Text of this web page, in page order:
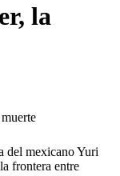
la
del mexicano Yuri
frontera entre